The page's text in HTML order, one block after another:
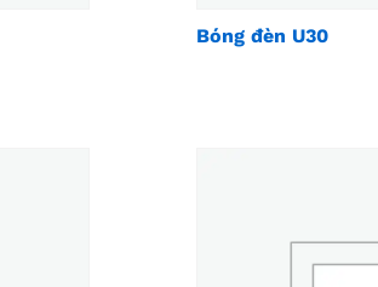
Bóng đèn U30